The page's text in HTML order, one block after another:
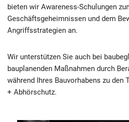
bieten wir Awareness-Schulungen
Geschäftsgeheimnissen und dem
Angriffsstrategien an.
Wir unterstützen Sie auch bei
bauplanenden Maßnahmen durch
während Ihres Bauvorhabens zu den
+ Abhörschutz.